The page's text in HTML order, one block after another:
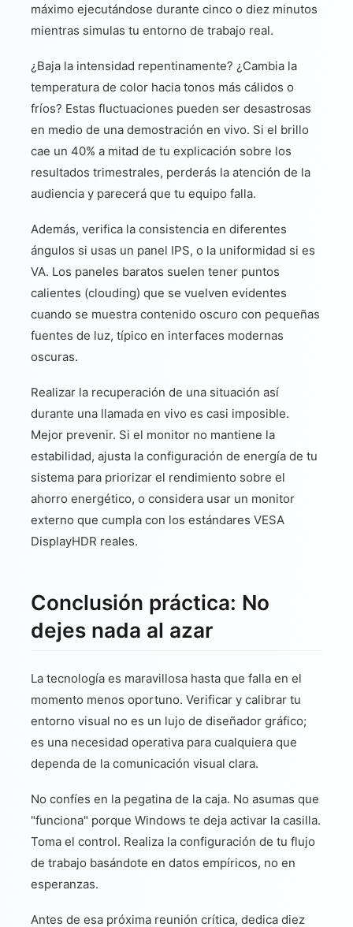
máximo ejecutándose durante cinco o diez minutos
mientras simulas tu entorno de trabajo real.
¿Baja la intensidad repentinamente? ¿Cambia la
temperatura de color hacia tonos más cálidos o
fríos? Estas fluctuaciones pueden ser desastrosas
en medio de una demostración en vivo. Si el brillo
cae un 40% a mitad de tu explicación sobre los
resultados trimestrales, perderás la atención de la
audiencia y parecerá que tu equipo falla.
Además, verifica la consistencia en diferentes
ángulos si usas un panel IPS, o la uniformidad si es
VA. Los paneles baratos suelen tener puntos
calientes (clouding) que se vuelven evidentes
cuando se muestra contenido oscuro con pequeñas
fuentes de luz, típico en interfaces modernas
oscuras.
Realizar la recuperación de una situación así
durante una llamada en vivo es casi imposible.
Mejor prevenir. Si el monitor no mantiene la
estabilidad, ajusta la configuración de energía de tu
sistema para priorizar el rendimiento sobre el
ahorro energético, o considera usar un monitor
externo que cumpla con los estándares VESA
DisplayHDR reales.
Conclusión práctica: No
dejes nada al azar
La tecnología es maravillosa hasta que falla en el
momento menos oportuno. Verificar y calibrar tu
entorno visual no es un lujo de diseñador gráfico;
es una necesidad operativa para cualquiera que
dependa de la comunicación visual clara.
No confíes en la pegatina de la caja. No asumas que
"funciona" porque Windows te deja activar la casilla.
Toma el control. Realiza la configuración de tu flujo
de trabajo basándote en datos empíricos, no en
esperanzas.
Antes de esa próxima reunión crítica, dedica diez